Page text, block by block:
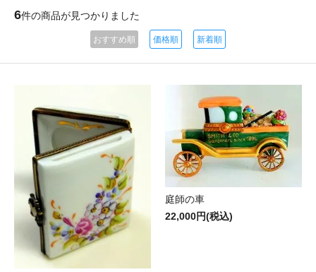
6件の商品が見つかりました
おすすめ順 価格順 新着順
庭師の車
22,000円(税込)